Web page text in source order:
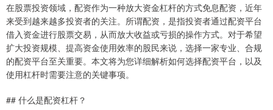
在股票投资领域，配资作为一种放大资金杠杆的方式免息配资，近年
来受到越来越多投资者的关注。所谓配资，是指投资者通过配资平台
借入资金进行股票交易，从而放大收益或亏损的操作方式。对于希望
扩大投资规模、提高资金使用效率的股民来说，选择一家专业、合规
的配资平台至关重要。本文将为您详细解析如何选择配资平台，以及
使用杠杆时需要注意的关键事项。
## 什么是配资杠杆？